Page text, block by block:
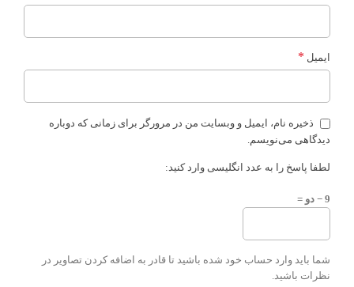
ایمیل *
ذخیره نام، ایمیل و وبسایت من در مرورگر برای زمانی که دوباره
دیدگاهی می‌نویسم.
لطفا پاسخ را به عدد انگلیسی وارد کنید:
9 − دو =
شما باید وارد حساب خود شده باشید تا قادر به اضافه کردن تصاویر در
نظرات باشید.